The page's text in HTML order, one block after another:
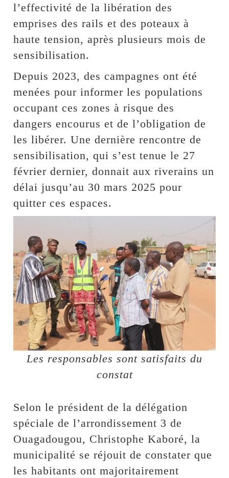
l’effectivité de la libération des
emprises des rails et des poteaux à
haute tension, après plusieurs mois de
sensibilisation.
Depuis 2023, des campagnes ont été
menées pour informer les populations
occupant ces zones à risque des
dangers encourus et de l’obligation de
les libérer. Une dernière rencontre de
sensibilisation, qui s’est tenue le 27
février dernier, donnait aux riverains un
délai jusqu’au 30 mars 2025 pour
quitter ces espaces.
Les responsables sont satisfaits du
constat
Selon le président de la délégation
spéciale de l’arrondissement 3 de
Ouagadougou, Christophe Kaboré, la
municipalité se réjouit de constater que
les habitants ont majoritairement